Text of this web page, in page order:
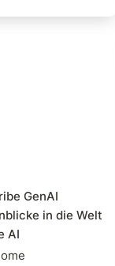
GenAI
GenAI
in die Welt
AI